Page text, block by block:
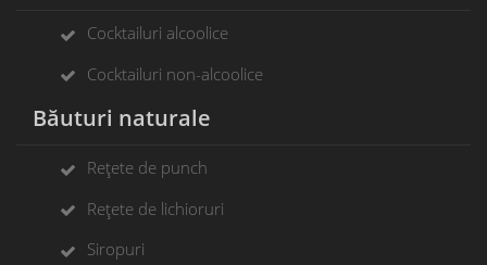
Cocktailuri alcoolice
Cocktailuri non-alcoolice
Băuturi naturale
Rețete de punch
Rețete de lichioruri
Siropuri